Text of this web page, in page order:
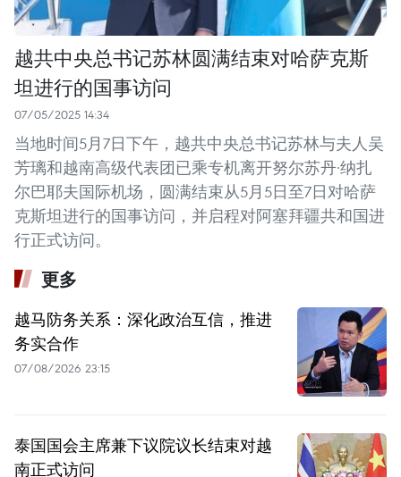
越共中央总书记苏林圆满结束对哈萨克斯
坦进行的国事访问
07/05/2025 14:34
当地时间5月7日下午，越共中央总书记苏林与夫人吴
芳璃和越南高级代表团已乘专机离开努尔苏丹·纳扎
尔巴耶夫国际机场，圆满结束从5月5日至7日对哈萨
克斯坦进行的国事访问，并启程对阿塞拜疆共和国进
行正式访问。
更多
越马防务关系：深化政治互信，推进
务实合作
07/08/2026 23:15
泰国国会主席兼下议院议长结束对越
南正式访问